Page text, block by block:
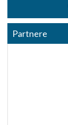
Partnere